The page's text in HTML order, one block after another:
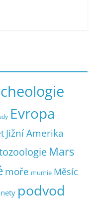
Evropa
Jižní Amerika
Mars
moře mumie Měsíc
podvod